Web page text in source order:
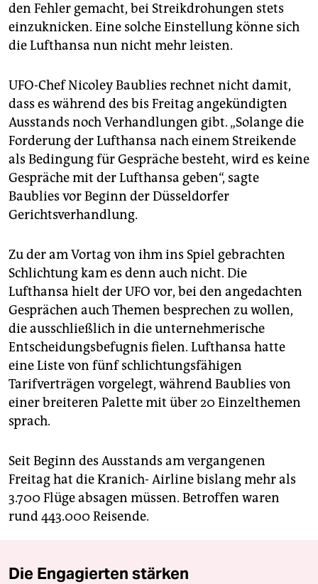
den Fehler gemacht, bei Streikdrohungen stets
einzuknicken. Eine solche Einstellung könne sich
die Lufthansa nun nicht mehr leisten.
UFO-Chef Nicoley Baublies rechnet nicht damit,
dass es während des bis Freitag angekündigten
Ausstands noch Verhandlungen gibt. „Solange die
Forderung der Lufthansa nach einem Streikende
als Bedingung für Gespräche besteht, wird es keine
Gespräche mit der Lufthansa geben“, sagte
Baublies vor Beginn der Düsseldorfer
Gerichtsverhandlung.
Zu der am Vortag von ihm ins Spiel gebrachten
Schlichtung kam es denn auch nicht. Die
Lufthansa hielt der UFO vor, bei den angedachten
Gesprächen auch Themen besprechen zu wollen,
die ausschließlich in die unternehmerische
Entscheidungsbefugnis fielen. Lufthansa hatte
eine Liste von fünf schlichtungsfähigen
Tarifverträgen vorgelegt, während Baublies von
einer breiteren Palette mit über 20 Einzelthemen
sprach.
Seit Beginn des Ausstands am vergangenen
Freitag hat die Kranich- Airline bislang mehr als
3.700 Flüge absagen müssen. Betroffen waren
rund 443.000 Reisende.
Die Engagierten stärken